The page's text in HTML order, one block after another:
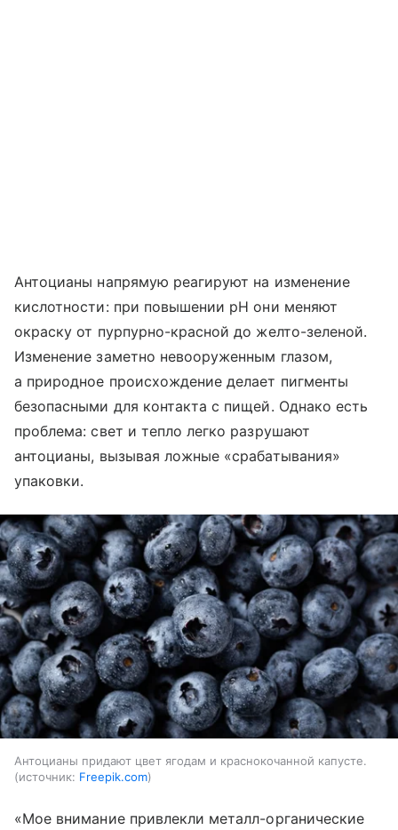
Антоцианы напрямую реагируют на изменение
кислотности: при повышении pH они меняют
окраску от пурпурно-красной до желто-зеленой.
Изменение заметно невооруженным глазом,
а природное происхождение делает пигменты
безопасными для контакта с пищей. Однако есть
проблема: свет и тепло легко разрушают
антоцианы, вызывая ложные «срабатывания»
упаковки.
Антоцианы придают цвет ягодам и краснокочанной капусте.
источник: Freepik.com
«Мое внимание привлекли металл-органические